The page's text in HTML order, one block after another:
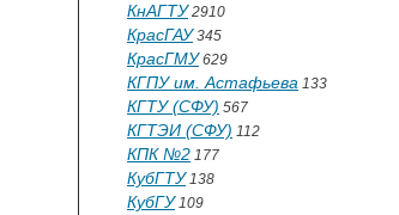
КнАГТУ2910
КрасГАУ345
КрасГМУ629
КГПУ им. Астафьева 133
КГТУ (СФУ) 567
КГТЭИ (СФУ) 112
КПК №2 177
КубГТУ138
КубГУ109